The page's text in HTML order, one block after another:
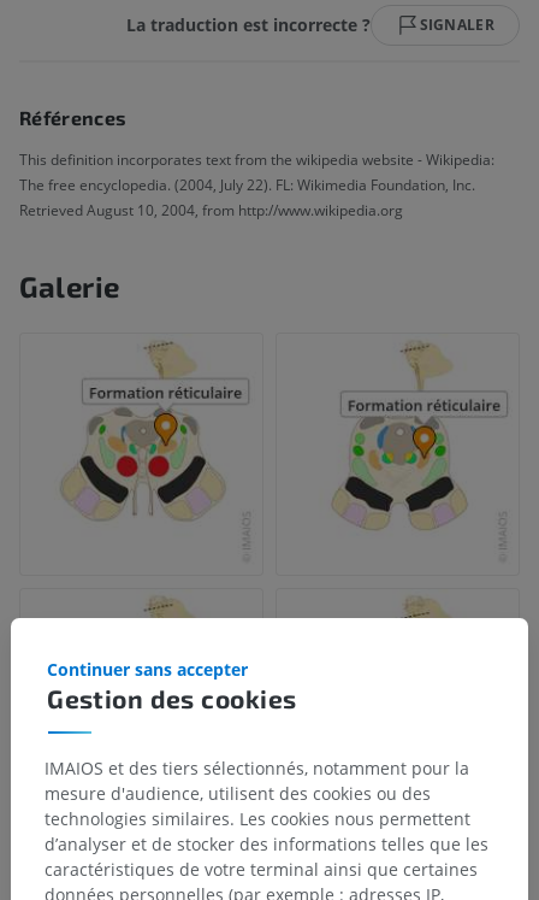
La traduction est incorrecte ? SIGNALER
Références
This definition incorporates text from the wikipedia website - Wikipedia:
The free encyclopedia. (2004, July 22). FL: Wikimedia Foundation, Inc.
Retrieved August 10, 2004, from http://www.wikipedia.org
Galerie
Gestion des cookies
Continuer sans accepter
IMAIOS et des tiers sélectionnés, notamment pour la
mesure d'audience, utilisent des cookies ou des
technologies similaires. Les cookies nous permettent
d’analyser et de stocker des informations telles que les
caractéristiques de votre terminal ainsi que certaines
données personnelles (par exemple : adresses IP,